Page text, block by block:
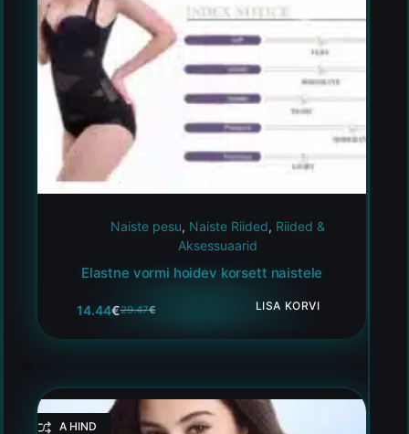
Naiste pesu, Naiste Riided, Riided &
Aksessuaarid
Elastne vormi hoidev korsett naistele
29.47€
14.44€ LISA KORVI
HEA HIND